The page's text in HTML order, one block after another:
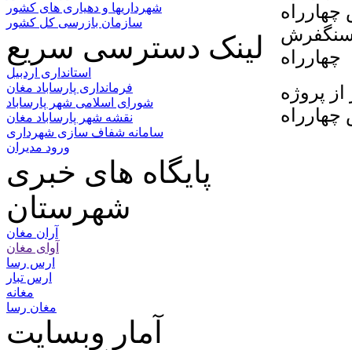
سنگفرش
چهارراه
پروژه
شهرداریها و دهیاری های کشور
سازمان بازرسی کل کشور
لینک دسترسی سریع
استانداری اردبیل
فرمانداری پارساباد مغان
شورای اسلامی شهر پارساباد
نقشه شهر پارساباد مغان
سامانه شفاف سازی شهرداری
ورود مدیران
پایگاه های خبری
شهرستان
آران مغان
آوای مغان
ارس رسا
ارس تبار
مغانه
مغان رسا
آمار وبسایت